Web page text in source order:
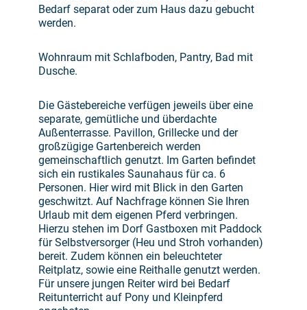
Bedarf separat oder zum Haus dazu gebucht
werden.
Wohnraum mit Schlafboden, Pantry, Bad mit
Dusche.
Die Gästebereiche verfügen jeweils über eine
separate, gemütliche und überdachte
Außenterrasse. Pavillon, Grillecke und der
großzügige Gartenbereich werden
gemeinschaftlich genutzt. Im Garten befindet
sich ein rustikales Saunahaus für ca. 6
Personen. Hier wird mit Blick in den Garten
geschwitzt. Auf Nachfrage können Sie Ihren
Urlaub mit dem eigenen Pferd verbringen.
Hierzu stehen im Dorf Gastboxen mit Paddock
für Selbstversorger (Heu und Stroh vorhanden)
bereit. Zudem können ein beleuchteter
Reitplatz, sowie eine Reithalle genutzt werden.
Für unsere jungen Reiter wird bei Bedarf
Reitunterricht auf Pony und Kleinpferd